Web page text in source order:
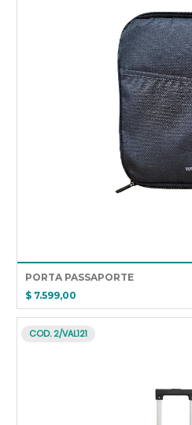
PORTA PASSAPORTE
$ 7.599,00
COD. 2/VAL121